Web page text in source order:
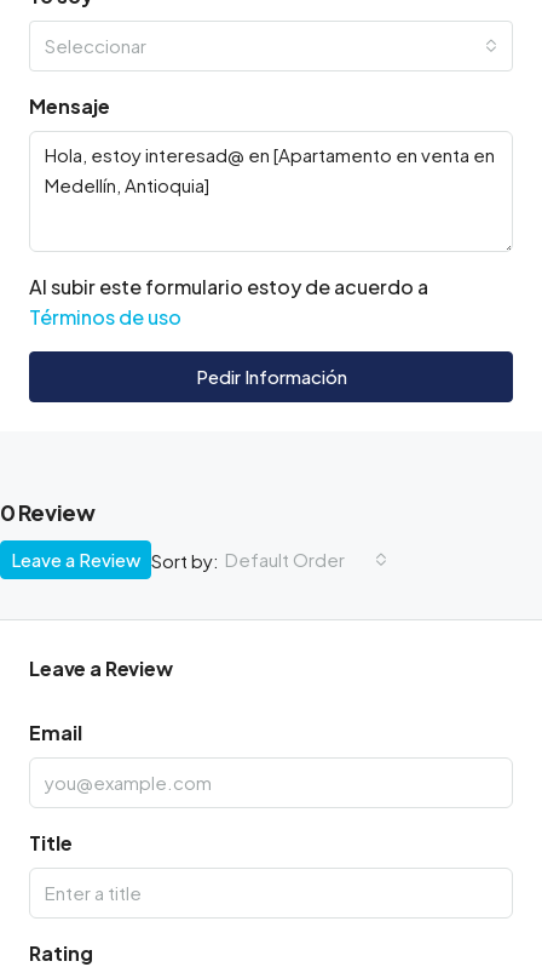
Seleccionar
Mensaje
Al subir este formulario estoy de acuerdo a
Términos de uso
Pedir Información
0 Review
Sort by: Default Order
Leave a Review
Leave a Review
Email
Title
Rating